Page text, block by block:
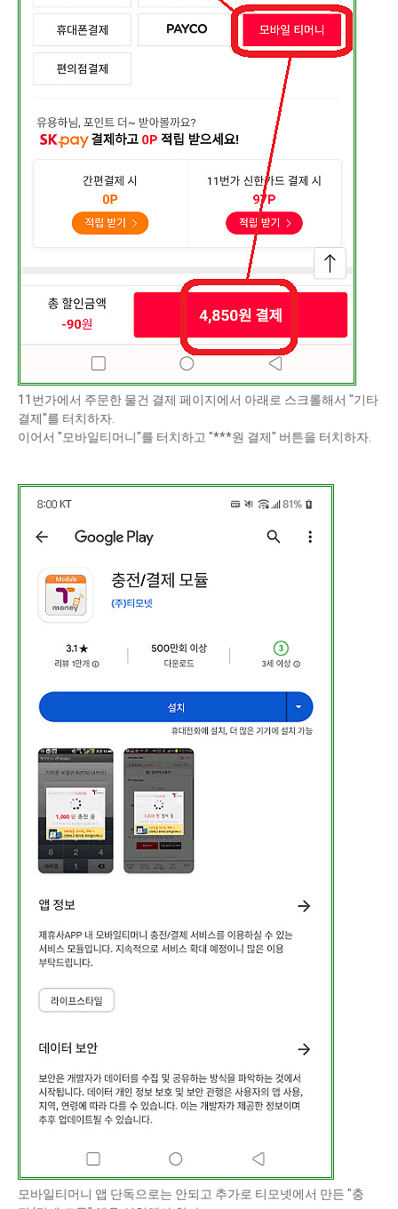
11번가에서 주문한 물건 결제 페이지에서 아래로 스크롤해서 "기타
결제"를 터치하자.
이어서 "모바일티머니"를 터치하고 "***원 결제" 버튼을 터치하자.
모바일티머니 앱 단독으로는 안되고 추가로 티모넷에서 만든 "충